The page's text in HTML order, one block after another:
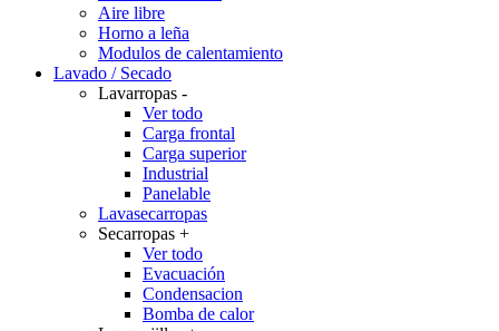
Aire libre
Horno a leña
Modulos de calentamiento
Lavado / Secado
Lavarropas -
Ver todo
Carga frontal
Carga superior
Industrial
Panelable
Lavasecarropas
Secarropas +
Ver todo
Evacuación
Condensacion
Bomba de calor